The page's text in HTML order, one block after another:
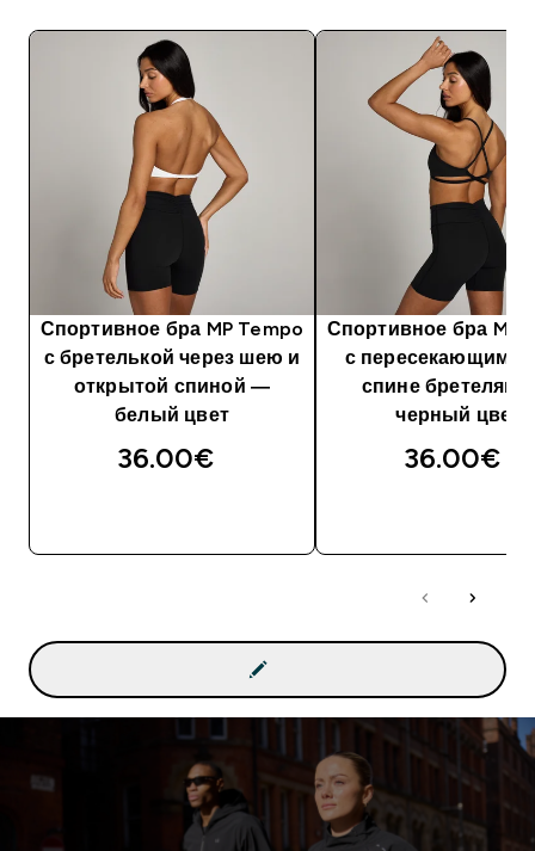
Спортивное бра MP Tempo
с бретелькой через шею и
открытой спиной ―
белый цвет
36.00€‎
Спортивное бра MP
с
спине
черный цвет
36.00€‎